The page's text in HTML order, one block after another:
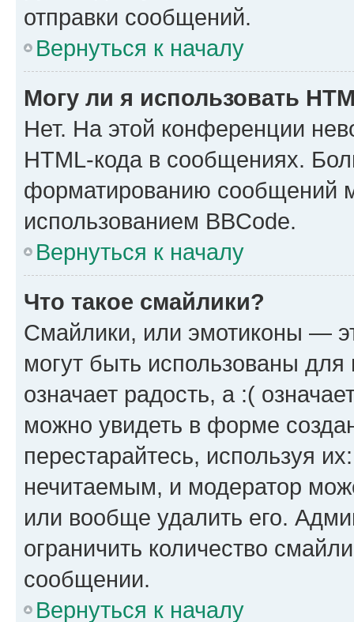
отправки сообщений.
Вернуться к началу
Могу ли я использовать
Нет. На этой конференции
HTML-кода в сообщениях.
форматированию сообщений
использованием BBCode.
Вернуться к началу
Что такое смайлики?
Смайлики, или эмотиконы —
могут быть использованы
означает радость, а :(
можно увидеть в форме
перестарайтесь, используя
нечитаемым, и модератор
или вообще удалить его.
ограничить количество
сообщении.
Вернуться к началу